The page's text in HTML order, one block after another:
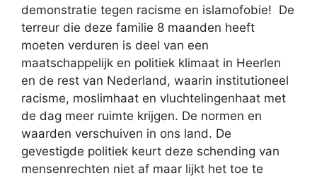
demonstratie tegen racisme en islamofobie! De
terreur die deze familie 8 maanden heeft
moeten verduren is deel van een
maatschappelijk en politiek klimaat in Heerlen
en de rest van Nederland, waarin institutioneel
racisme, moslimhaat en vluchtelingenhaat met
de dag meer ruimte krijgen. De normen en
waarden verschuiven in ons land. De
gevestigde politiek keurt deze schending van
mensenrechten niet af maar lijkt het toe te